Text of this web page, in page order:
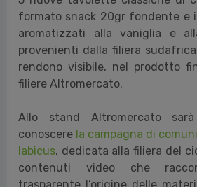
formato snack 20gr fondente e
aromatizzati alla vaniglia e
provenienti dalla filiera
rendono visibile, nel prodotto
filiere Altromercato.
Allo stand Altromercato
conoscere la campagna di
Iabicus, dedicata alla filiera del
contenuti video che